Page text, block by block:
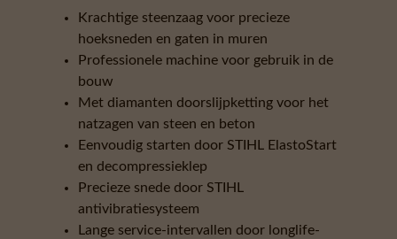
Krachtige steenzaag voor precieze
hoeksneden en gaten in muren
Professionele machine voor gebruik in de
bouw
Met diamanten doorslijpketting voor het
natzagen van steen en beton
Eenvoudig starten door STIHL ElastoStart
en decompressieklep
Precieze snede door STIHL
antivibratiesysteem
Lange service-intervallen door longlife-